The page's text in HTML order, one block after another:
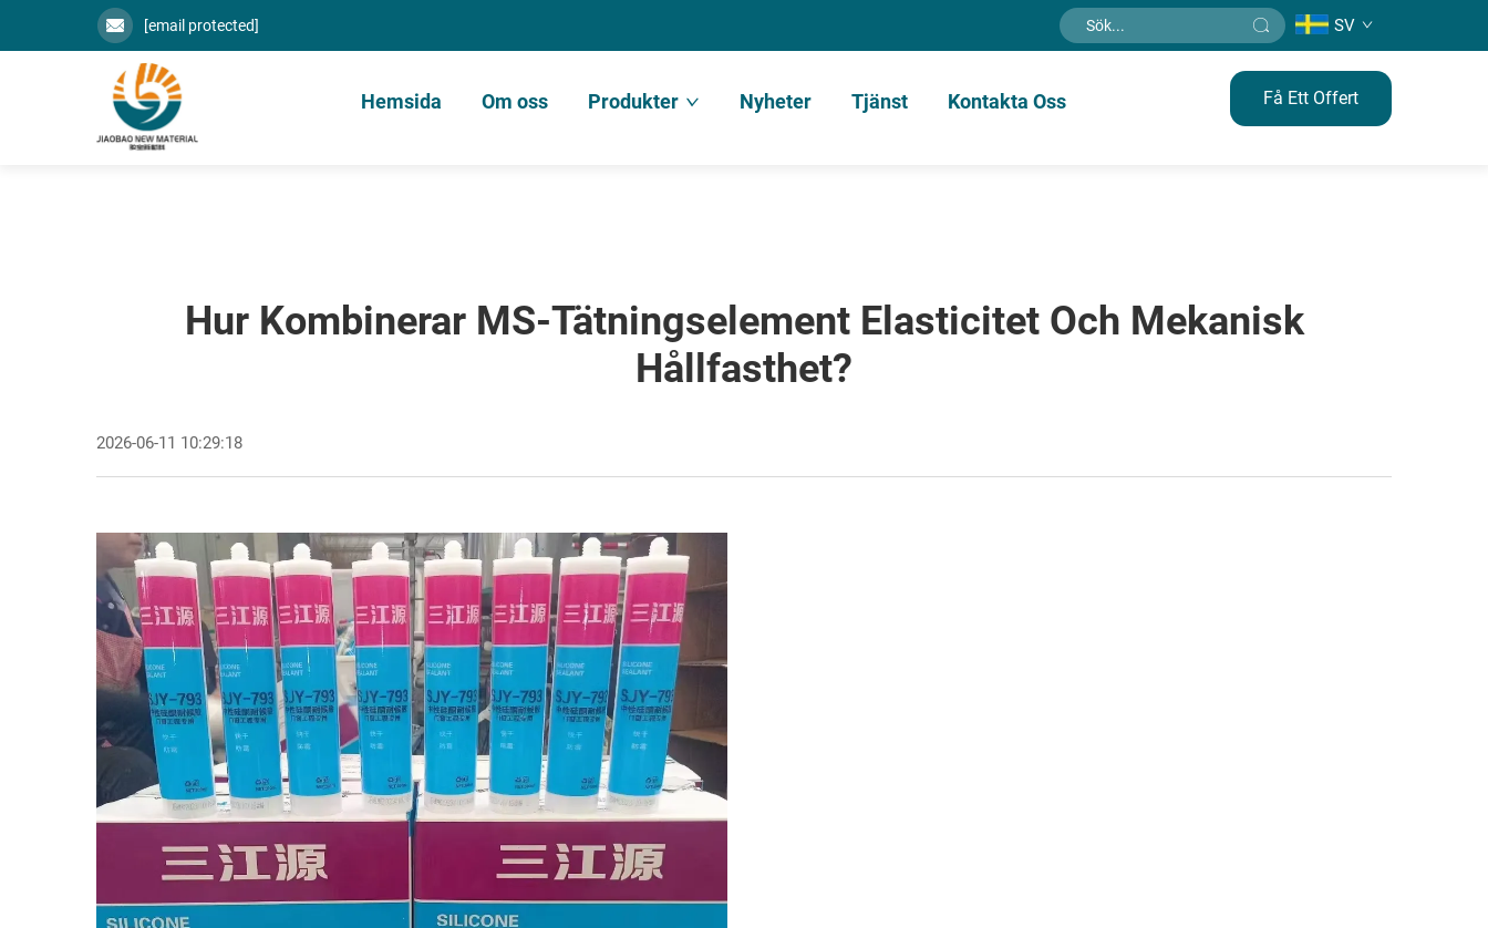
[email protected] SV
Hemsida Om oss Produkter Nyheter Tjänst Kontakta Oss Få Ett Offert
Hur Kombinerar MS-Tätningselement Elasticitet Och Mekanisk
Hållfasthet?
2026-06-11 10:29:18